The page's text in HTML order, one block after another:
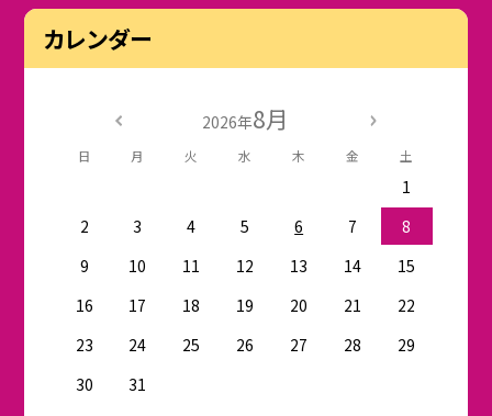
カレンダー
2026年8月
日 月 火 水 木 金 土
1
2
3 4 5 6 7
8
9
10 11 12 13 14
15
16
17 18 19 20 21
22
23
24 25 26 27 28
29
30
31